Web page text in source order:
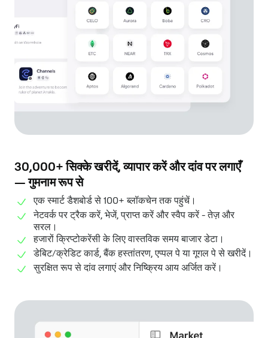
30,000+ सिक्के खरीदें, व्यापार करें और दांव पर लगाएँ
— गुमनाम रूप से
एक स्मार्ट डैशबोर्ड से 100+ ब्लॉकचेन तक पहुंचें।
नेटवर्क पर ट्रैक करें, भेजें, प्राप्त करें और स्वैप करें - तेज़ और
सरल।
हजारों क्रिप्टोकरेंसी के लिए वास्तविक समय बाजार डेटा।
डेबिट/क्रेडिट कार्ड, बैंक हस्तांतरण, एप्पल पे या गूगल पे से खरीदें।
सुरक्षित रूप से दांव लगाएं और निष्क्रिय आय अर्जित करें।